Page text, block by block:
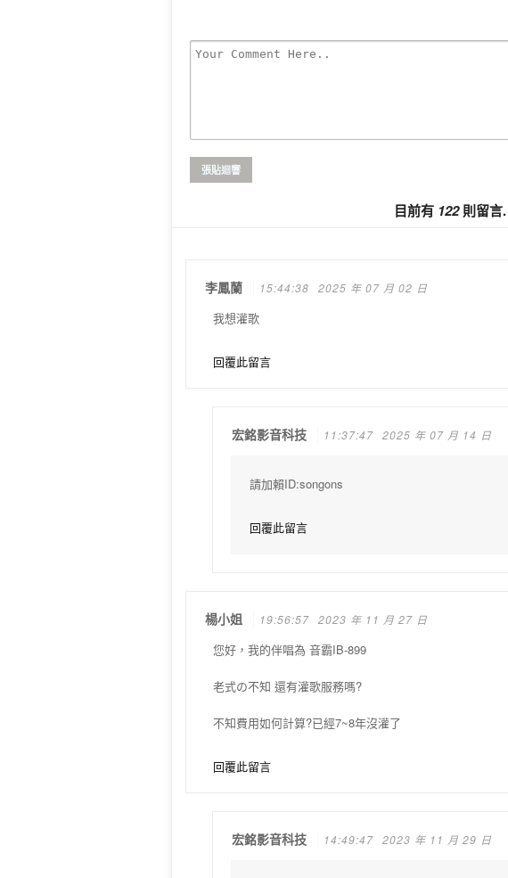
目前有 122則留言.
李鳳蘭 15:44:38 2025 年 07 月 02 日
我想灌歌
回覆此留言
宏銘影音科技 11:37:47 2025 年 07 月 14 日
請加賴ID:songons
回覆此留言
楊小姐 19:56:57 2023 年 11 月 27 日
您好，我的伴唱為 音霸IB-899
老式の不知 還有灌歌服務嗎?
不知費用如何計算?已經7~8年沒灌了
回覆此留言
宏銘影音科技 14:49:47 2023 年 11 月 29 日